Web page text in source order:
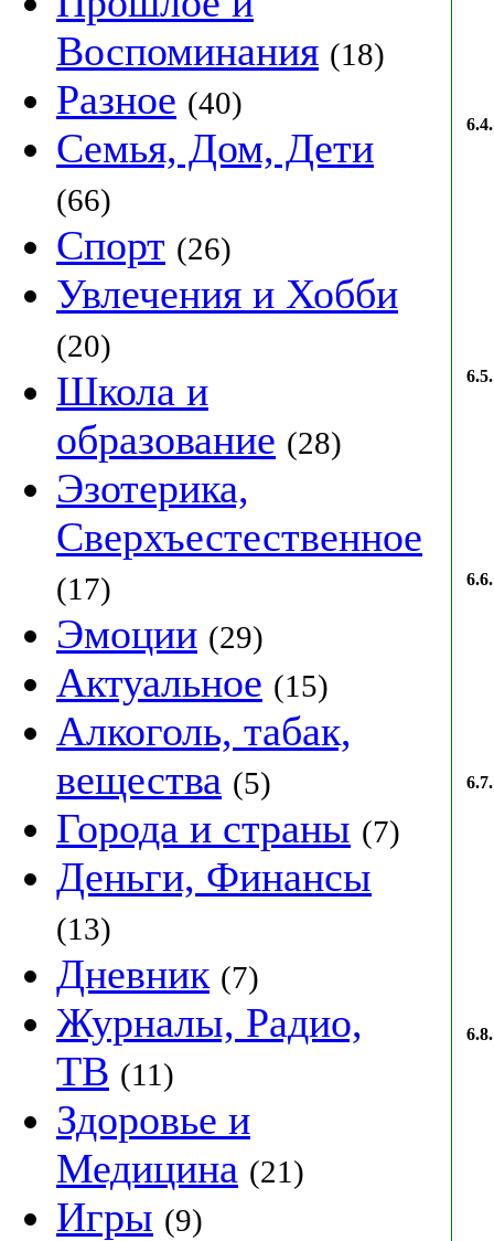
Воспоминания (18)
Разное (40)
Семья, Дом, Дети
(66)
Спорт (26)
Увлечения и Хобби
(20)
Школа и
образование (28)
Эзотерика,
Сверхъестественное
(17)
Эмоции (29)
Актуальное (15)
Алкоголь, табак,
вещества (5)
Города и страны (7)
Деньги, Финансы
(13)
Дневник (7)
Журналы, Радио,
ТВ (11)
Здоровье и
Медицина (21)
Игры (9)
6.4.
6.5.
6.6.
6.7.
6.8.